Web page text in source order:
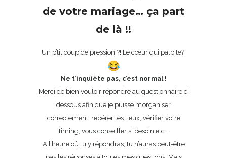
de votre mariage… ça part
de là !!
Un p’tit coup de pression ?! Le cœur qui palpite?!
Ne t’inquiète pas, c’est normal !
Merci de bien vouloir répondre au questionnaire ci
dessous afin que je puisse m’organiser
correctement, repérer les lieux, vérifier votre
timing, vous conseiller si besoin etc…
A l’heure où tu y répondras, tu n’auras peut-être